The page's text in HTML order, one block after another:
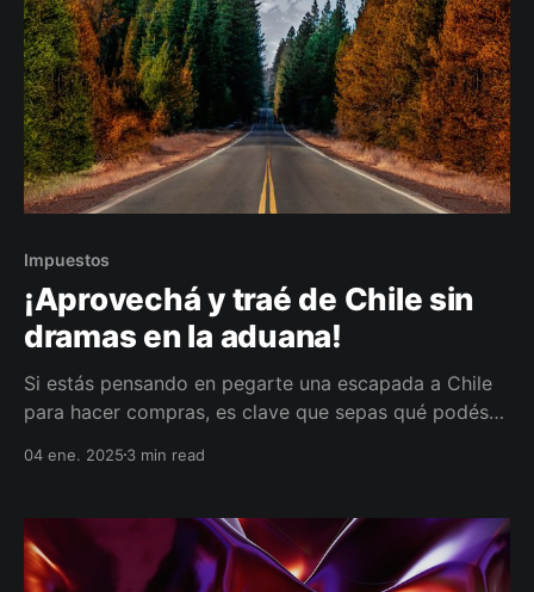
Impuestos
¡Aprovechá y traé de Chile sin
dramas en la aduana!
Si estás pensando en pegarte una escapada a Chile
para hacer compras, es clave que sepas qué podés
lío.
04 ene. 2025 3 min read